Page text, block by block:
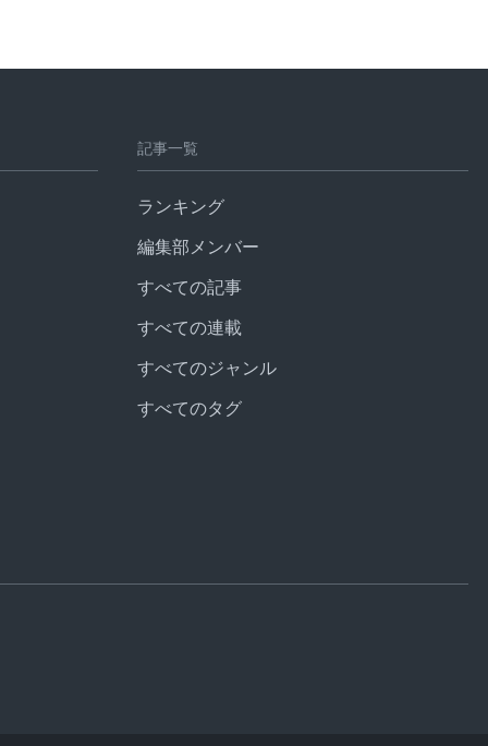
記事一覧
ランキング
編集部メンバー
すべての記事
すべての連載
すべてのジャンル
すべてのタグ